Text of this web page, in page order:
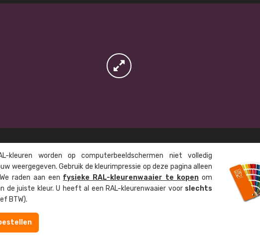
kleuren worden op computer­beeld­schermen niet volledig
weer­gegeven. Gebruik de kleur­impressie op deze pagina alleen
raden aan een fysieke RAL-kleuren­waaier te kopen om
de juiste kleur. U heeft al een RAL-kleuren­waaier voor slechts
BTW).